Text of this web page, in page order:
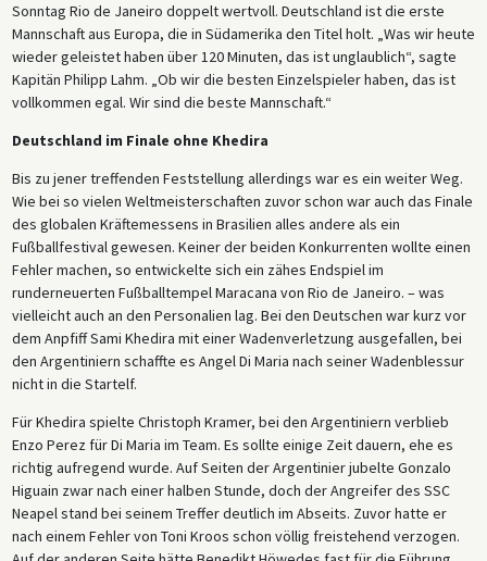
Sonntag Rio de Janeiro doppelt wertvoll. Deutschland ist die erste
Mannschaft aus Europa, die in Südamerika den Titel holt. „Was wir heute
wieder geleistet haben über 120 Minuten, das ist unglaublich“, sagte
Kapitän Philipp Lahm. „Ob wir die besten Einzelspieler haben, das ist
vollkommen egal. Wir sind die beste Mannschaft.“
Deutschland im Finale ohne Khedira
Bis zu jener treffenden Feststellung allerdings war es ein weiter Weg.
Wie bei so vielen Weltmeisterschaften zuvor schon war auch das Finale
des globalen Kräftemessens in Brasilien alles andere als ein
Fußballfestival gewesen. Keiner der beiden Konkurrenten wollte einen
Fehler machen, so entwickelte sich ein zähes Endspiel im
runderneuerten Fußballtempel Maracana von Rio de Janeiro. – was
vielleicht auch an den Personalien lag. Bei den Deutschen war kurz vor
dem Anpfiff Sami Khedira mit einer Wadenverletzung ausgefallen, bei
den Argentiniern schaffte es Angel Di Maria nach seiner Wadenblessur
nicht in die Startelf.
Für Khedira spielte Christoph Kramer, bei den Argentiniern verblieb
Enzo Perez für Di Maria im Team. Es sollte einige Zeit dauern, ehe es
richtig aufregend wurde. Auf Seiten der Argentinier jubelte Gonzalo
Higuain zwar nach einer halben Stunde, doch der Angreifer des SSC
Neapel stand bei seinem Treffer deutlich im Abseits. Zuvor hatte er
nach einem Fehler von Toni Kroos schon völlig freistehend verzogen.